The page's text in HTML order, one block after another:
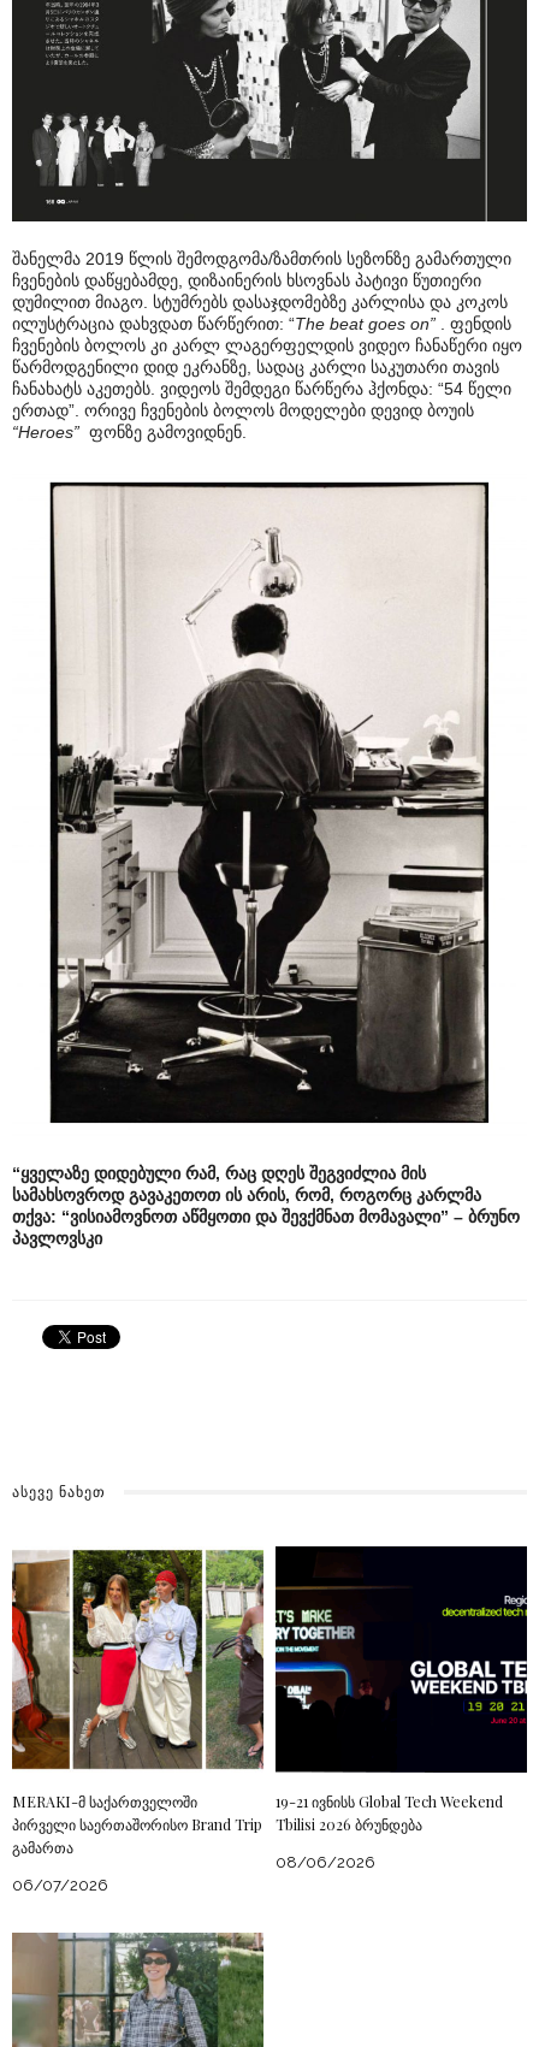
შანელმა 2019 წლის შემოდგომა/ზამთრის სეზონზე გამართული
ჩვენების დაწყებამდე, დიზაინერის ხსოვნას პატივი წუთიერი
დუმილით მიაგო. სტუმრებს დასაჯდომებზე კარლისა და კოკოს
ილუსტრაცია დახვდათ წარწერით: “The beat goes on” . ფენდის
ჩვენების ბოლოს კი კარლ ლაგერფელდის ვიდეო ჩანაწერი იყო
წარმოდგენილი დიდ ეკრანზე, სადაც კარლი საკუთარი თავის
ჩანახატს აკეთებს. ვიდეოს შემდეგი წარწერა ჰქონდა: “54 წელი
ერთად”. ორივე ჩვენების ბოლოს მოდელები დევიდ ბოუის
“Heroes” ფონზე გამოვიდნენ.
“ყველაზე დიდებული რამ, რაც დღეს შეგვიძლია მის
სამახსოვროდ გავაკეთოთ ის არის, რომ, როგორც კარლმა
თქვა: “ვისიამოვნოთ აწმყოთი და შევქმნათ მომავალი” – ბრუნო
პავლოვსკი
ᲐᲡᲔᲕᲔ ᲜᲐᲮᲔᲗ
MERAKI-მ საქართველოში
პირველი საერთაშორისო Brand Trip
გამართა
06/07/2026
19-21 ივნისს Global Tech Weekend
Tbilisi 2026 ბრუნდება
08/06/2026